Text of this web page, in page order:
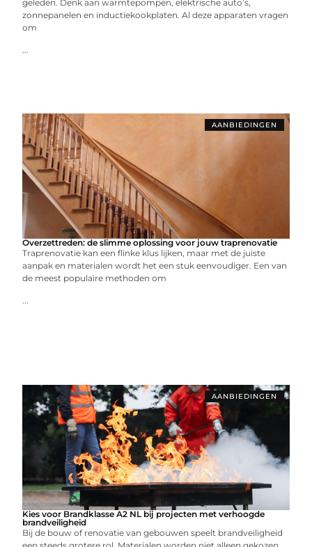
geleden. Denk aan warmtepompen, elektrische auto’s,
zonnepanelen en inductiekookplaten. Al deze apparaten vragen
om
...
AANBIEDINGEN
Overzettreden: de slimme oplossing voor jouw traprenovatie
Traprenovatie kan een flinke klus lijken, maar met de juiste
aanpak en materialen wordt het een stuk eenvoudiger. Een van
de meest populaire methoden om
...
AANBIEDINGEN
Kies voor Brandklasse A2 NL bij projecten met verhoogde
brandveiligheid
Bij de bouw of renovatie van gebouwen speelt brandveiligheid